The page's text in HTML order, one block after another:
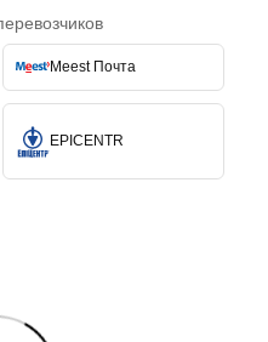
Meest Почта
EPICENTR